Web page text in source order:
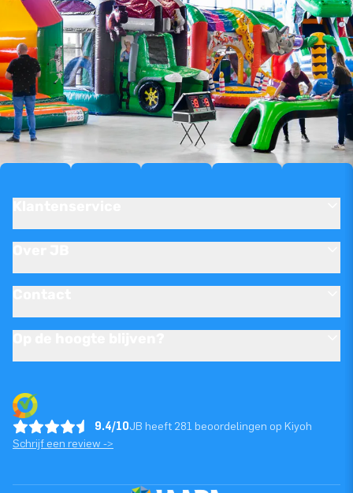
9.4/10JB heeft 281 beoordelingen op Kiyoh
Schrijf een review ->